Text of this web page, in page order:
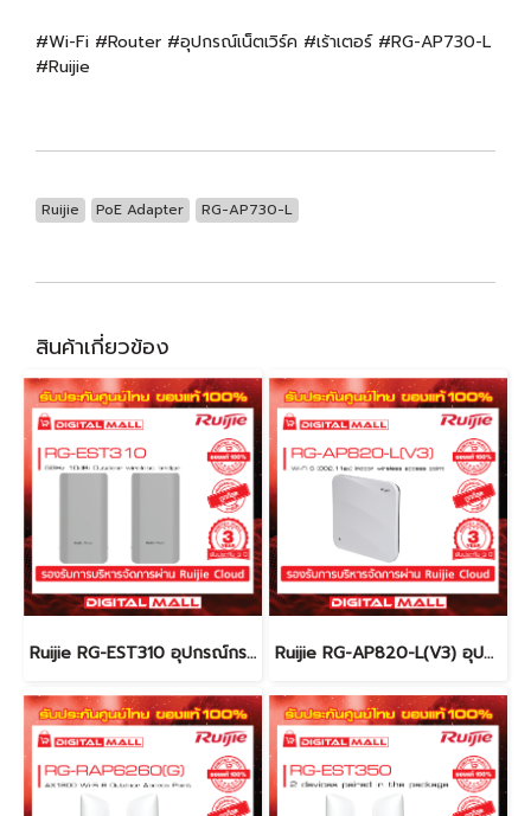
#Wi-Fi #Router #อุปกรณ์เน็ตเวิร์ค #เร้าเตอร์ #RG-AP730-L
#Ruijie
Ruijie PoE Adapter RG-AP730-L
สินค้าเกี่ยวข้อง
Ruijie RG-EST310 อุปกรณ์กระจายสัญญาณ (Access Point) รับประกันศูนย์ไทย 3 ปี Ruijie RG-AP820-L(V3) อุปกรณ์เชื่อมต่อสัญญาณ (Access Point) ของแท้รับประกันศูนย์ไทย 3 ปี